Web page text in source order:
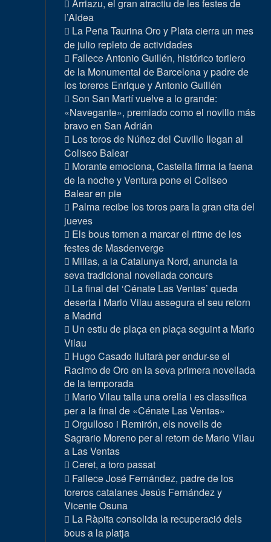
Arriazu, el gran atractiu de les festes de
l’Aldea
La Peña Taurina Oro y Plata cierra un mes
de julio repleto de actividades
Fallece Antonio Guillén, histórico torilero
de la Monumental de Barcelona y padre de
los toreros Enrique y Antonio Guillén
Son San Martí vuelve a lo grande:
«Navegante», premiado como el novillo más
bravo en San Adrián
Los toros de Núñez del Cuvillo llegan al
Coliseo Balear
Morante emociona, Castella firma la faena
de la noche y Ventura pone el Coliseo
Balear en pie
Palma recibe los toros para la gran cita del
jueves
Els bous tornen a marcar el ritme de les
festes de Masdenverge
Millas, a la Catalunya Nord, anuncia la
seva tradicional novellada concurs
La final del ‘Cénate Las Ventas’ queda
deserta i Mario Vilau assegura el seu retorn
a Madrid
Un estiu de plaça en plaça seguint a Mario
Vilau
Hugo Casado lluitarà per endur-se el
Racimo de Oro en la seva primera novellada
de la temporada
Mario Vilau talla una orella i es classifica
per a la final de «Cénate Las Ventas»
Orgulloso i Remirón, els novells de
Sagrario Moreno per al retorn de Mario Vilau
a Las Ventas
Ceret, a toro passat
Fallece José Fernández, padre de los
toreros catalanes Jesús Fernández y
Vicente Osuna
La Ràpita consolida la recuperació dels
bous a la platja